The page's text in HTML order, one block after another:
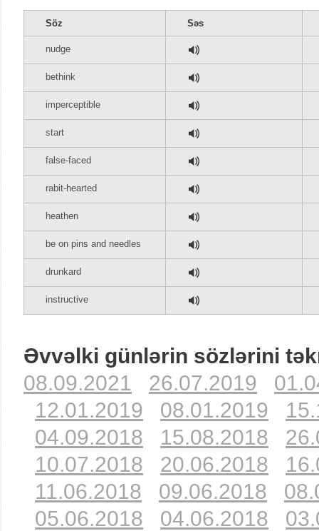
Söz Səs
nudge
bethink
imperceptible
start
false-faced
rabit-hearted
heathen
be on pins and needles
drunkard
instructive
Əvvəlki günlərin sözlərini
08.09.2021
26.07.2019
12.01.2019
08.01.2019
04.09.2018
15.08.2018
10.07.2018
20.06.2018
11.06.2018
09.06.2018
05.06.2018
04.06.2018